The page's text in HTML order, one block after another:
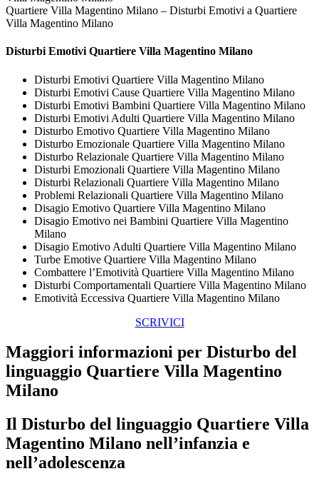
Quartiere Villa Magentino Milano – Disturbi Emotivi a Quartiere
Villa Magentino Milano
Disturbi Emotivi Quartiere Villa Magentino Milano
Disturbi Emotivi Quartiere Villa Magentino Milano
Disturbi Emotivi Cause Quartiere Villa Magentino Milano
Disturbi Emotivi Bambini Quartiere Villa Magentino Milano
Disturbi Emotivi Adulti Quartiere Villa Magentino Milano
Disturbo Emotivo Quartiere Villa Magentino Milano
Disturbo Emozionale Quartiere Villa Magentino Milano
Disturbo Relazionale Quartiere Villa Magentino Milano
Disturbi Emozionali Quartiere Villa Magentino Milano
Disturbi Relazionali Quartiere Villa Magentino Milano
Problemi Relazionali Quartiere Villa Magentino Milano
Disagio Emotivo Quartiere Villa Magentino Milano
Disagio Emotivo nei Bambini Quartiere Villa Magentino
Milano
Disagio Emotivo Adulti Quartiere Villa Magentino Milano
Turbe Emotive Quartiere Villa Magentino Milano
Combattere l’Emotività Quartiere Villa Magentino Milano
Disturbi Comportamentali Quartiere Villa Magentino Milano
Emotività Eccessiva Quartiere Villa Magentino Milano
SCRIVICI
Maggiori informazioni per Disturbo del
linguaggio Quartiere Villa Magentino
Milano
Il Disturbo del linguaggio Quartiere Villa
Magentino Milano nell’infanzia e
nell’adolescenza